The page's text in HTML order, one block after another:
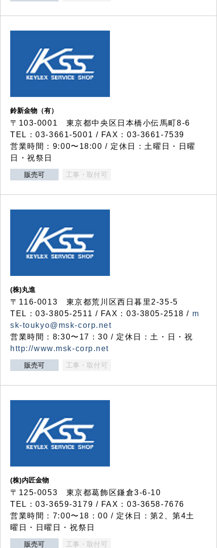
鈴新金物（有）
〒103-0001 東京都中央区日本橋小伝馬町8-6
TEL：03-3661-5001 / FAX：03-3661-7539
営業時間：9:00〜18:00 / 定休日：土曜日・日曜
日・祝祭日
販売可 工事・取付可
(株)丸進
〒116-0013 東京都荒川区西日暮里2-35-5
TEL：03-3805-2511 / FAX：03-3805-2518 / m
sk-toukyo@msk-corp.net
営業時間：8:30〜17：30 / 定休日：土・日・祝
http://www.msk-corp.net
販売可 工事・取付可
(株)内匠金物
〒125-0053 東京都葛飾区鎌倉3-6-10
TEL：03-3659-3179 / FAX：03-3658-7676
営業時間：7:00〜18：00 / 定休日：第2、第4土
曜日・日曜日・祝祭日
販売可 工事・取付可